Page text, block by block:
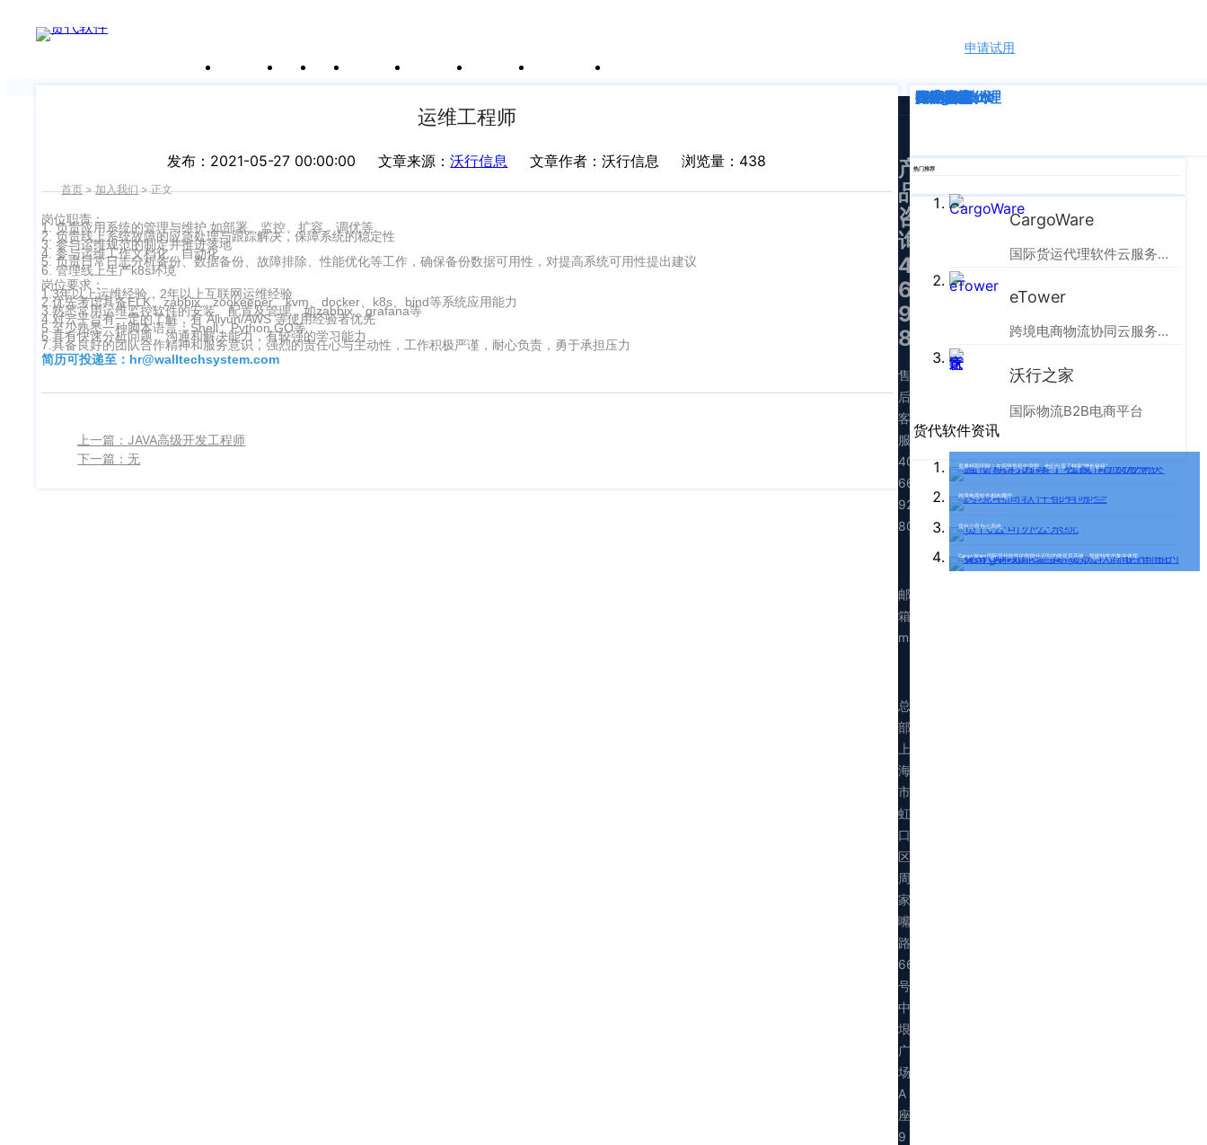
关于沃行 产品 价格 客户案例 新闻资讯 支持中心 运价与货盘
申请试用
申请试用
产
运维工程师
发布：2021-05-27 00:00:00 文章来源：沃行信息 文章作者：沃行信息 浏览量：438
首页>加入我们>正文
岗位职责：
1. 负责应用系统的管理与维护,如部署、监控、扩容、调优等
2. 负责线上系统故障的应急处理与跟踪解决，保障系统的稳定性
3. 参与运维规范的制定并推进落地
4. 参与运维工作文档化、自动化
5. 负责日常日志分析备份、数据备份、故障排除、性能优化等工作，确保备份数据可用性，对提高系统可用性提出建议
6. 管理线上生产k8s环境
岗位要求：
1.3年以上运维经验，2年以上互联网运维经验
2.优先考虑具备ELK、zabbix、zookeeper、kvm、docker、k8s、bind等系统应用能力
3.熟悉常用运维监控软件的安装、配置及管理，如zabbix、grafana等
4.对云平台有一定的了解，有 Aliyun/AWS 等使用经验者优先
5.至少熟悉一种脚本语言：Shell、Python GO等
6.具有快速分析问题、沟通和解决能力，有较强的学习能力
7.具备良好的团队合作精神和服务意识，强烈的责任心与主动性，工作积极严谨，耐心负责，勇于承担压力
简历可投递至：hr@walltechsystem.com
上一篇：JAVA高级开发工程师
下一篇：无
深度解析
企业动态
行业资讯
eTower
CargoWare
跨境电商
国际货运代理
SaaS云技术
国际物流
热门推荐
CargoWare
国际货运代理软件云服务平台
eTower
跨境电商物流协同云服务平台
沃行之家
国际物流B2B电商平台
货代软件资讯
直播精彩回顾！在疫情危机中突围，他们分享了独家“增长秘籍”
跨境电商软件都有哪些
货代公司办公系统
CargoWare国际货代软件的智能化识别功能是其高效、智能特性的集中体现。
产
品
咨
询：
400-
665-
9211（转
830）
售
后
客
服：
400-
665-
9211（转
808）
邮
箱：
marketing@walltechsystem.cn
总
部：
上
海
市
虹
口
区
周
家
嘴
路
669
号
中
垠
广
场
A
座
9